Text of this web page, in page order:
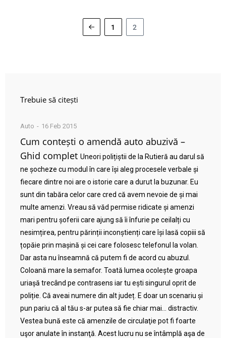
1 2
Trebuie să citești
Auto 16 Feb 2015
Cum contești o amendă auto abuzivă –
Ghid complet Uneori polițiștii de la Rutieră au darul să
ne șocheze cu modul în care își aleg procesele verbale și
fiecare dintre noi are o istorie care a durut la buzunar. Eu
sunt din tabăra celor care cred că avem nevoie de și mai
multe amenzi. Vreau să văd permise ridicate și amenzi
mari pentru șoferii care ajung să îi înfurie pe ceilalți cu
nesimțirea, pentru părinții inconștienți care își lasă copiii să
țopăie prin mașină și cei care folosesc telefonul la volan.
Dar asta nu înseamnă că putem fi de acord cu abuzul.
Coloană mare la semafor. Toată lumea ocolește groapa
uriașă trecând pe contrasens iar tu ești singurul oprit de
poliție. Că aveai numere din alt județ. E doar un scenariu și
pun pariu că al tău s-ar putea să fie chiar mai… distractiv.
Vestea bună este că amenzile de circulaţie pot fi foarte
uşor anulate în instanţă. Acest lucru nu se întâmplă aşa de